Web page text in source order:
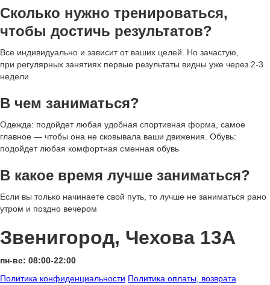
Сколько нужно тренироваться,
чтобы достичь результатов?
Все индивидуально и зависит от ваших целей. Но зачастую,
при регулярных занятиях первые результаты видны уже через 2-3
недели
В чем заниматься?
Одежда: подойдет любая удобная спортивная форма, самое
главное — чтобы она не сковывала ваши движения. Обувь:
подойдет любая комфортная сменная обувь
В какое время лучше заниматься?
Если вы только начинаете свой путь, то лучше не заниматься рано
утром и поздно вечером
Звенигород, Чехова 13А
пн-вс: 08:00-22:00
Политика конфиденциальности Политика оплаты, возврата